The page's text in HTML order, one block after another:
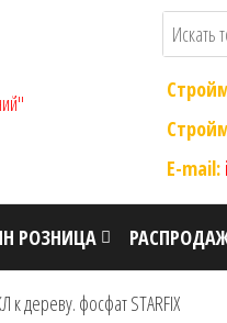
Современных
Строительных
Решений"
E-mail:
РОЗНИЦА
дереву. фосфат STARFIX